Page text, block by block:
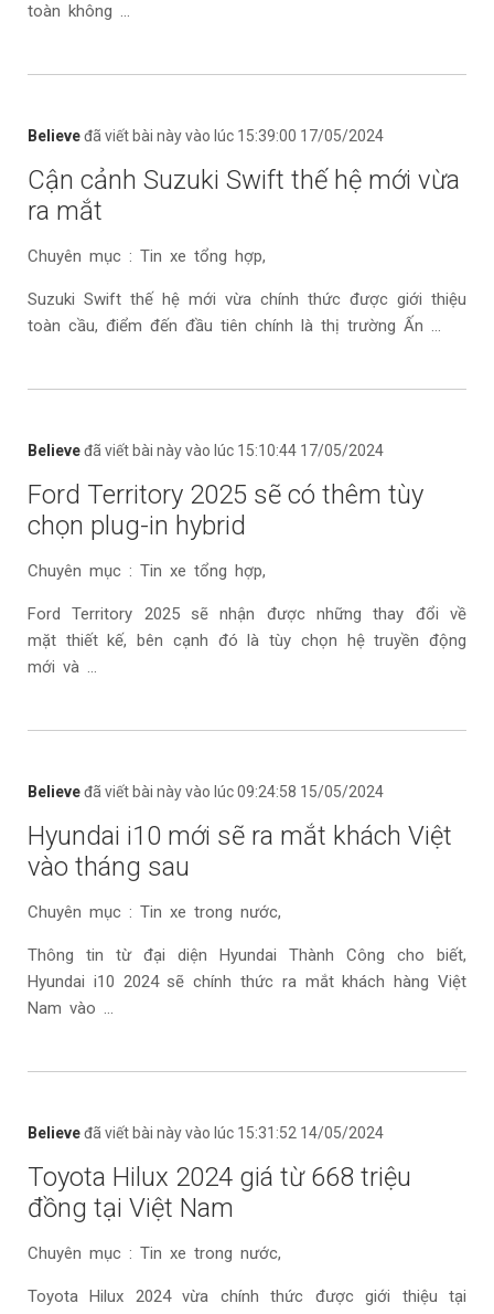
toàn không ...
Believeđã viết bài này vào lúc 15:39:00 17/05/2024
Cận cảnh Suzuki Swift thế hệ mới vừa
ra mắt
Chuyên mục : Tin xe tổng hợp,
Suzuki Swift thế hệ mới vừa chính thức được giới thiệu
toàn cầu, điểm đến đầu tiên chính là thị trường Ấn ...
Believeđã viết bài này vào lúc 15:10:44 17/05/2024
Ford Territory 2025 sẽ có thêm tùy
chọn plug-in hybrid
Chuyên mục : Tin xe tổng hợp,
Ford Territory 2025 sẽ nhận được những thay đổi về
mặt thiết kế, bên cạnh đó là tùy chọn hệ truyền động
mới và ...
Believeđã viết bài này vào lúc 09:24:58 15/05/2024
Hyundai i10 mới sẽ ra mắt khách Việt
vào tháng sau
Chuyên mục : Tin xe trong nước,
Thông tin từ đại diện Hyundai Thành Công cho biết,
Hyundai i10 2024 sẽ chính thức ra mắt khách hàng Việt
Nam vào ...
Believeđã viết bài này vào lúc 15:31:52 14/05/2024
Toyota Hilux 2024 giá từ 668 triệu
đồng tại Việt Nam
Chuyên mục : Tin xe trong nước,
Toyota Hilux 2024 vừa chính thức được giới thiệu tại